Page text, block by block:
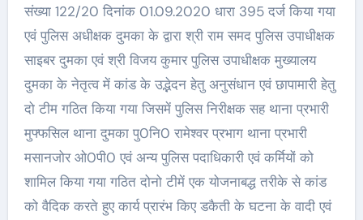
संख्या 122/20 दिनांक 01.09.2020 धारा 395 दर्ज किया गया
एवं पुलिस अधीक्षक दुमका के द्वारा श्री राम समद पुलिस उपाधीक्षक
साइबर दुमका एवं श्री विजय कुमार पुलिस उपाधीक्षक मुख्यालय
दुमका के नेतृत्व में कांड के उद्भेदन हेतु अनुसंधान एवं छापामारी हेतु
दो टीम गठित किया गया जिसमें पुलिस निरीक्षक सह थाना प्रभारी
मुफ्फसिल थाना दुमका पु0नि0 रामेश्वर प्रभाग थाना प्रभारी
मसानजोर ओ0पी0 एवं अन्य पुलिस पदाधिकारी एवं कर्मियों को
शामिल किया गया गठित दोनो टीमें एक योजनाबद्ध तरीके से कांड
को वैदिक करते हुए कार्य प्रारंभ किए डकैती के घटना के वादी एवं